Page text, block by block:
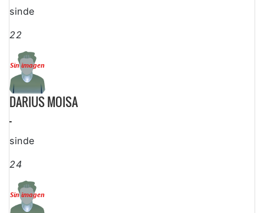
sinde
22
DARIUS MOISA
-
sinde
24